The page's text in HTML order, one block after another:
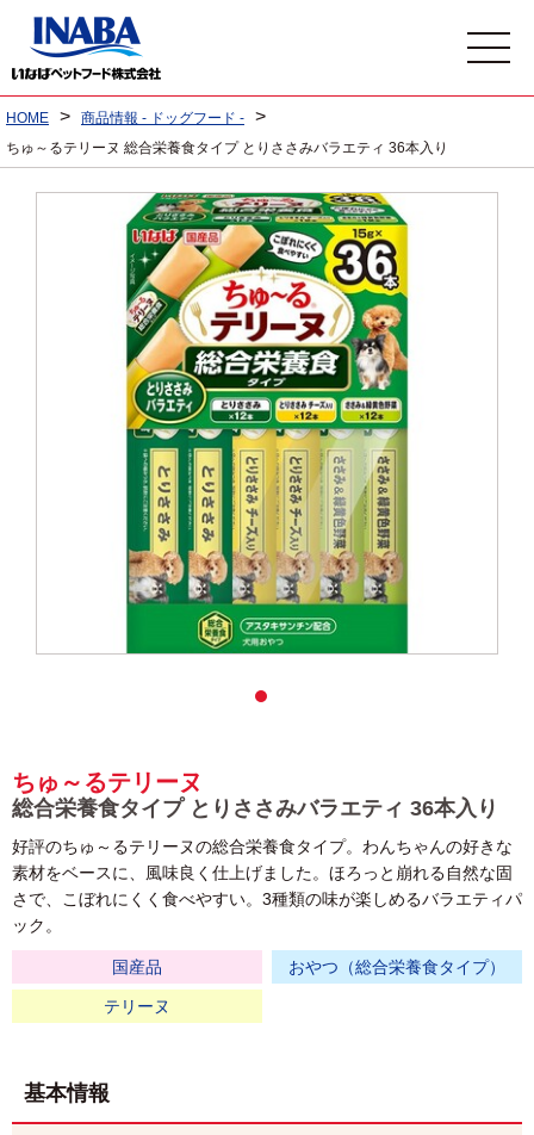
HOME > 商品情報 - ドッグフード - >
ちゅ～るテリーヌ 総合栄養食タイプ とりささみバラエティ 36本入り
ちゅ～るテリーヌ
総合栄養食タイプ とりささみバラエティ 36本入り
好評のちゅ～るテリーヌの総合栄養食タイプ。わんちゃんの好きな
素材をベースに、風味良く仕上げました。ほろっと崩れる自然な固
さで、こぼれにくく食べやすい。3種類の味が楽しめるバラエティパ
ック。
国産品 おやつ（総合栄養食タイプ）
テリーヌ
基本情報